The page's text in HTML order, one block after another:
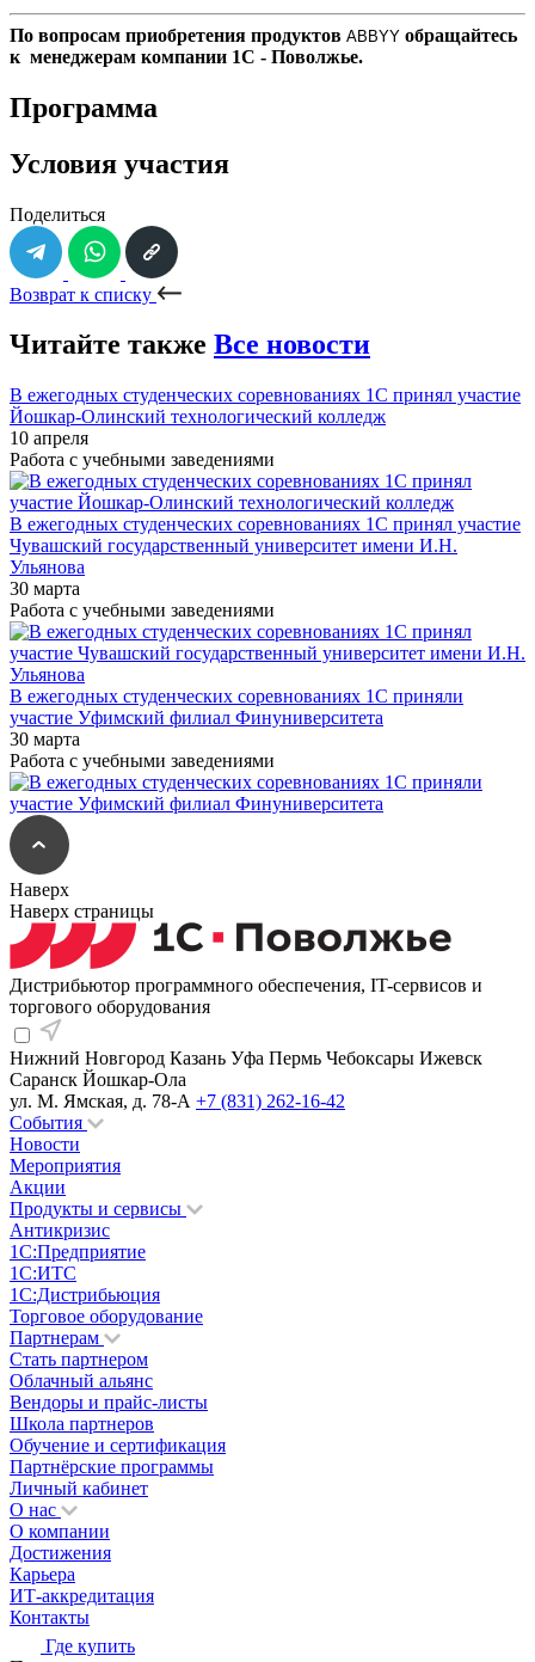
По вопросам приобретения продуктов ABBYY обращайтесь
к менеджерам компании 1С - Поволжье.
Программа
Условия участия
Поделиться
Возврат к списку
Читайте также Все новости
В ежегодных студенческих соревнованиях 1С принял участие
Йошкар-Олинский технологический колледж
10 апреля
Работа с учебными заведениями
В ежегодных студенческих соревнованиях 1С принял участие
Чувашский государственный университет имени И.Н.
Ульянова
30 марта
Работа с учебными заведениями
В ежегодных студенческих соревнованиях 1С приняли
участие Уфимский филиал Финуниверситета
30 марта
Работа с учебными заведениями
Наверх
Наверх страницы
Дистрибьютор программного обеспечения, IT-сервисов и
торгового оборудования
Нижний Новгород Казань Уфа Пермь Чебоксары Ижевск
Саранск Йошкар-Ола
ул. М. Ямская, д. 78-А +7 (831) 262-16-42
События
Новости
Мероприятия
Акции
Продукты и сервисы
Антикризис
1С:Предприятие
1С:ИТС
1С:Дистрибьюция
Торговое оборудование
Партнерам
Стать партнером
Облачный альянс
Вендоры и прайс-листы
Школа партнеров
Обучение и сертификация
Партнёрские программы
Личный кабинет
О нас
О компании
Достижения
Карьера
ИТ-аккредитация
Контакты
Где купить